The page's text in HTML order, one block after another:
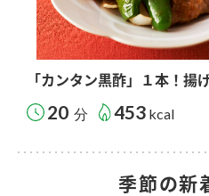
「カンタン黒酢」１本！揚
20 分 453 kcal
季節の新